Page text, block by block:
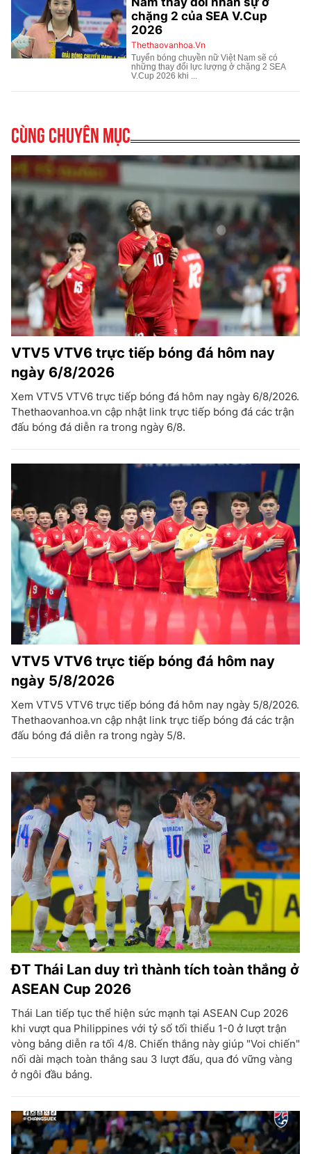
Cùng chuyên mục
VTV5 VTV6 trực tiếp bóng đá hôm nay
ngày 6/8/2026
Xem VTV5 VTV6 trực tiếp bóng đá hôm nay ngày 6/8/2026.
Thethaovanhoa.vn cập nhật link trực tiếp bóng đá các trận
đấu bóng đá diễn ra trong ngày 6/8.
VTV5 VTV6 trực tiếp bóng đá hôm nay
ngày 5/8/2026
Xem VTV5 VTV6 trực tiếp bóng đá hôm nay ngày 5/8/2026.
Thethaovanhoa.vn cập nhật link trực tiếp bóng đá các trận
đấu bóng đá diễn ra trong ngày 5/8.
ĐT Thái Lan duy trì thành tích toàn thắng ở
ASEAN Cup 2026
Thái Lan tiếp tục thể hiện sức mạnh tại ASEAN Cup 2026
khi vượt qua Philippines với tỷ số tối thiểu 1-0 ở lượt trận
vòng bảng diễn ra tối 4/8. Chiến thắng này giúp "Voi chiến"
nối dài mạch toàn thắng sau 3 lượt đấu, qua đó vững vàng
ở ngôi đầu bảng.